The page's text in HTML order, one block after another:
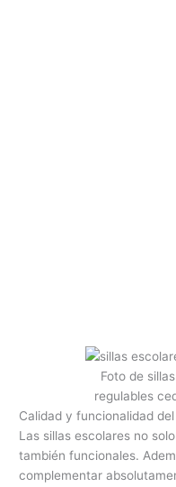
Foto de
regulables
Calidad y funcionalidad
Las sillas escolares no
también funcionales.
complementar